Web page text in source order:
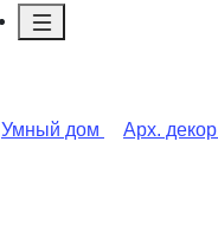
Умный дом Арх. декор